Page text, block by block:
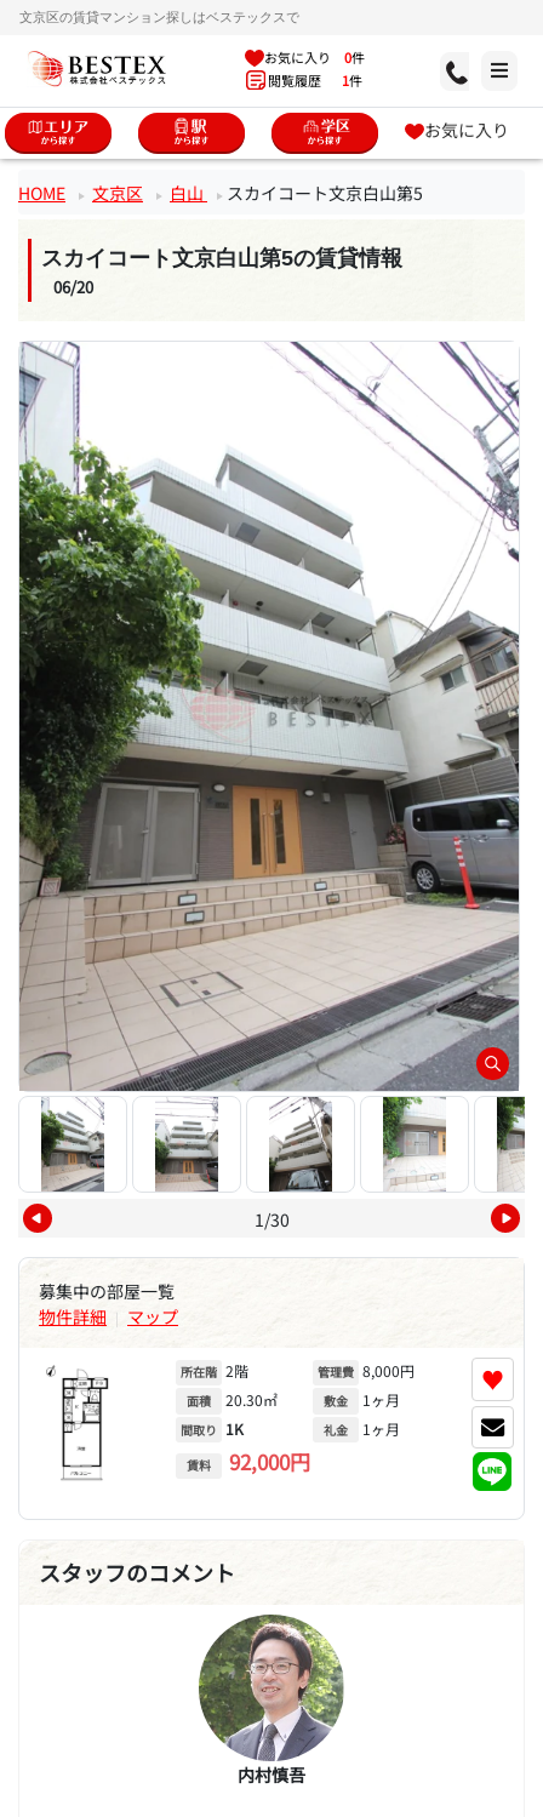
文京区の賃貸マンション探しはベステックスで
お気に入り 0件
閲覧履歴 1件
お気に入り
HOME 文京区 白山 スカイコート文京白山第5
スカイコート文京白山第5の賃貸情報
06/20
1/30
募集中の部屋一覧
物件詳細 | マップ
所在階 2階
面積 20.30㎡
間取り 1K
賃料 92,000円
管理費 8,000円
敷金 1ヶ月
礼金 1ヶ月
♥
スタッフのコメント
内村慎吾